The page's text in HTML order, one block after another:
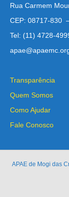
Rua Carmem
CEP: 08717-830
Tel: (11) 4728-
Transparência
Quem Somos
Como Ajudar
Fale Conosco
APAE de Mogi das